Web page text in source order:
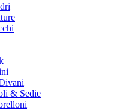
& Sedie